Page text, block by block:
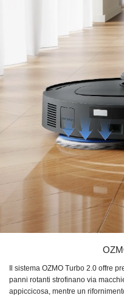
Il sistema OZMO Turbo 2.0 offre
panni rotanti strofinano via
appiccicosa, mentre un